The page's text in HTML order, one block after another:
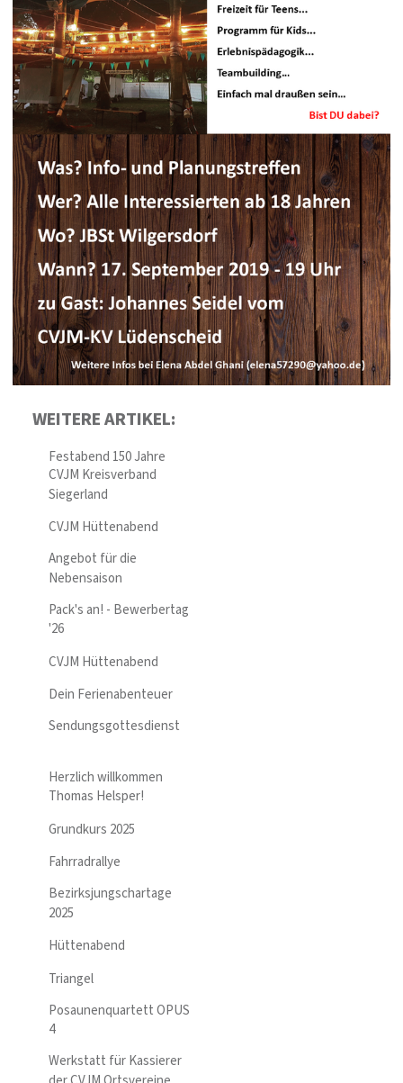
WEITERE ARTIKEL:
Festabend 150 Jahre
CVJM Kreisverband
Siegerland
CVJM Hüttenabend
Angebot für die
Nebensaison
Pack's an! - Bewerbertag
'26
CVJM Hüttenabend
Dein Ferienabenteuer
Sendungsgottesdienst
Herzlich willkommen
Thomas Helsper!
Grundkurs 2025
Fahrradrallye
Bezirksjungschartage
2025
Hüttenabend
Triangel
Posaunenquartett OPUS
4
Werkstatt für Kassierer